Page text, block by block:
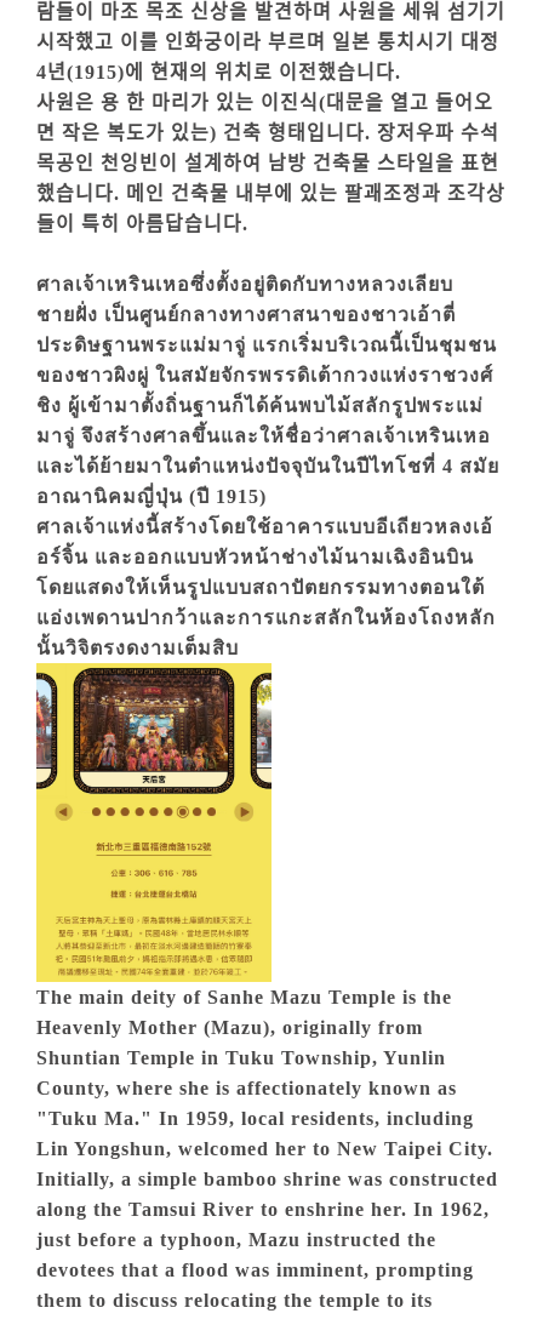
람들이 마조 목조 신상을 발견하며 사원을 세워 섬기기
시작했고 이를 인화궁이라 부르며 일본 통치시기 대정
4년(1915)에 현재의 위치로 이전했습니다.
사원은 용 한 마리가 있는 이진식(대문을 열고 들어오
면 작은 복도가 있는) 건축 형태입니다. 장저우파 수석
목공인 천잉빈이 설계하여 남방 건축물 스타일을 표현
했습니다. 메인 건축물 내부에 있는 팔괘조정과 조각상
들이 특히 아름답습니다.
ศาลเจ้าเหรินเหอซึ่งตั้งอยู่ติดกับทางหลวงเลียบ
ชายฝั่ง เป็นศูนย์กลางทางศาสนาของชาวเอ้าตี่
ประดิษฐานพระแม่มาจู่ แรกเริ่มบริเวณนี้เป็นชุมชน
ของชาวผิงผู่ ในสมัยจักรพรรดิเต้ากวงแห่งราชวงศ์
ชิง ผู้เข้ามาตั้งถิ่นฐานก็ได้ค้นพบไม้สลักรูปพระแม่
มาจู่ จึงสร้างศาลขึ้นและให้ชื่อว่าศาลเจ้าเหรินเหอ
และได้ย้ายมาในตำแหน่งปัจจุบันในปีไทโชที่ 4 สมัย
อาณานิคมญี่ปุ่น (ปี 1915)
ศาลเจ้าแห่งนี้สร้างโดยใช้อาคารแบบอีเถียวหลงเอ้
อร์จิ้น และออกแบบหัวหน้าช่างไม้นามเฉิงอินบิน
โดยแสดงให้เห็นรูปแบบสถาปัตยกรรมทางตอนใต้
แอ่งเพดานปากว้าและการแกะสลักในห้องโถงหลัก
นั้นวิจิตรงดงามเต็มสิบ
The main deity of Sanhe Mazu Temple is the
Heavenly Mother (Mazu), originally from
Shuntian Temple in Tuku Township, Yunlin
County, where she is affectionately known as
"Tuku Ma." In 1959, local residents, including
Lin Yongshun, welcomed her to New Taipei City.
Initially, a simple bamboo shrine was constructed
along the Tamsui River to enshrine her. In 1962,
just before a typhoon, Mazu instructed the
devotees that a flood was imminent, prompting
them to discuss relocating the temple to its